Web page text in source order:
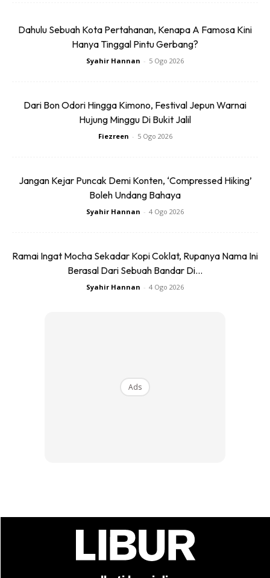
itu, menurut kenyataan itu. Maklumat lanjut boleh didapati
dengan menghubungi Talian Aduan Hotline Perhilitan di 1-
800-88-5151 yang beroperasi dari 8 pagi hingga 6 petang
Dahulu Sebuah Kota Pertahanan, Kenapa A Famosa Kini
Hanya Tinggal Pintu Gerbang?
Syahir Hannan - 5 Ogo 2026
Dari Bon Odori Hingga Kimono, Festival Jepun Warnai
Hujung Minggu Di Bukit Jalil
Fiezreen - 5 Ogo 2026
Jangan Kejar Puncak Demi Konten, ‘Compressed Hiking’
Boleh Undang Bahaya
Syahir Hannan - 4 Ogo 2026
Ramai Ingat Mocha Sekadar Kopi Coklat, Rupanya Nama Ini
Berasal Dari Sebuah Bandar Di...
Syahir Hannan - 4 Ogo 2026
Ads